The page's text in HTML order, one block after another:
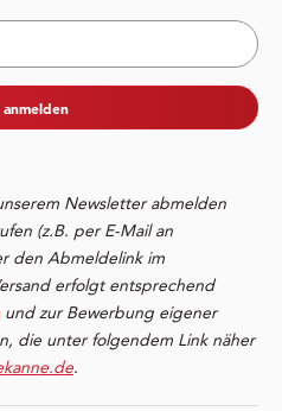
Newsletter abmelden
(z.B. per E-Mail an
den Abmeldelink im
erfolgt entsprechend
und zur Bewerbung eigener
die unter folgendem Link näher
.